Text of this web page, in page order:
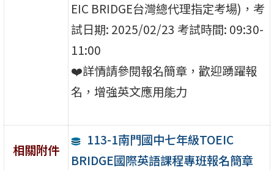
EIC BRIDGE台灣總代理指定考場)，考
試⽇期: 2025/02/23 考試時間: 09:30-
11:00
❤️詳情請參閱報名簡章，歡迎踴躍報
名，增強英文應用能力
相關附件
113-1南門國中七年級TOEIC
BRIDGE國際英語課程專班報名簡章